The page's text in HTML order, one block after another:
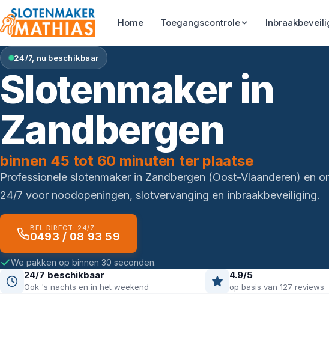
Home Toegangscontrole
24/7, nu beschikbaar
Slotenmaker in
Zandbergen
binnen 45 tot 60 minuten ter plaatse
Professionele slotenmaker in Zandbergen (Oost-Vlaanderen) en
24/7 voor noodopeningen, slotvervanging en inbraakbeveiliging.
BEL DIRECT: 24/7
0493 / 08 93 59
We pakken op binnen 30 seconden.
24/7 beschikbaar
Ook 's nachts en in het weekend
4.9/5
op basis van 127 reviews